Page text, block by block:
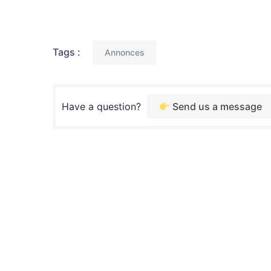
Tags : Annonces
Have a question? Send us a message